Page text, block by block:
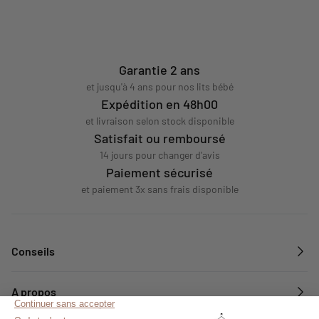
Garantie 2 ans
et jusqu'à 4 ans pour nos lits bébé
Expédition en 48h00
et livraison selon stock disponible
Satisfait ou remboursé
14 jours pour changer d'avis
Paiement sécurisé
et paiement 3x sans frais disponible
Conseils
A propos